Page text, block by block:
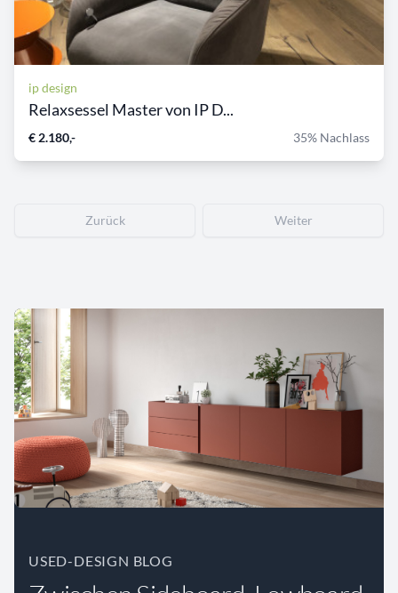
ip design
Relaxsessel Master von IP D...
€ 2.180,- 35% Nachlass
Zurück Weiter
USED-DESIGN BLOG